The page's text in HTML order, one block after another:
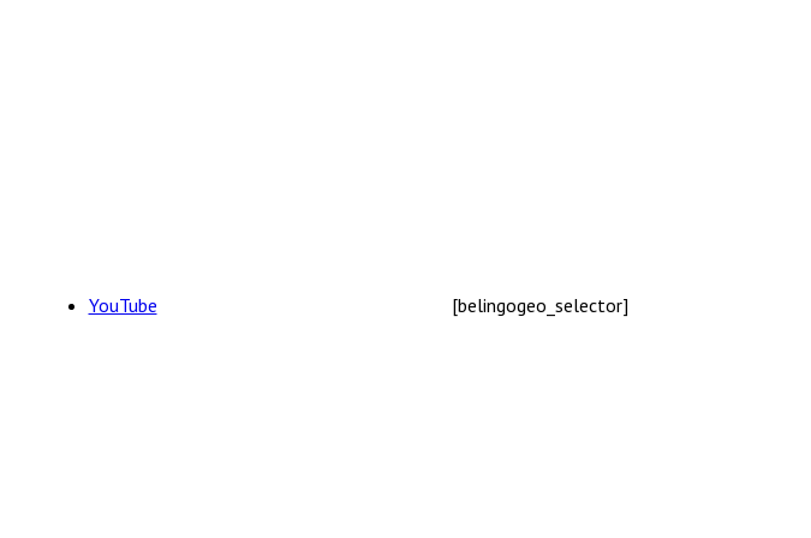
YouTube [belingogeo_selector]